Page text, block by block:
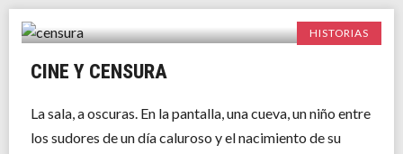
HISTORIAS
HISTORIAS
CINE Y CENSURA
La sala, a oscuras. En la pantalla, una cueva, un niño entre
los sudores de un día caluroso y el nacimiento de su